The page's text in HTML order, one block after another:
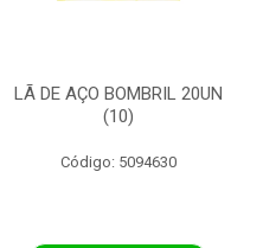
LÃ DE AÇO BOMBRIL 20UN
(10)
Código: 5094630